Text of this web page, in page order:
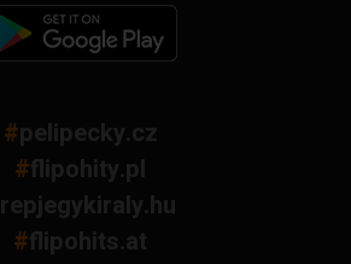
#pelipecky.cz
#flipohity.pl
repjegykiraly.hu
#flipohits.at